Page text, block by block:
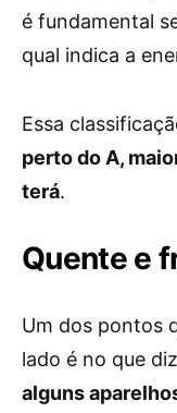
é fundamental
qual indica a
Essa
perto do A,
terá.
Quente e
Um dos pontos
lado é no que
alguns